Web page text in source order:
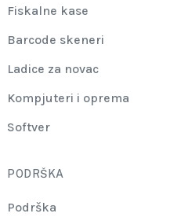
Fiskalne kase
Barcode skeneri
Ladice za novac
Kompjuteri i oprema
Softver
PODRŠKA
Podrška